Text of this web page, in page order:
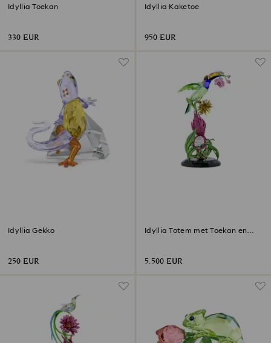
Idyllia Toekan
330 EUR
Idyllia Kaketoe
950 EUR
Idyllia Gekko
250 EUR
Idyllia Totem met Toekan en
5.500 EUR